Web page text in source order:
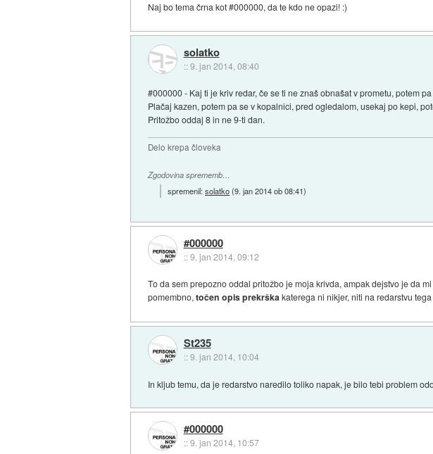
Naj bo tema črna kot #000000, da te kdo ne opazi! :)
solatko
::9. jan 2014, 08:40
#000000 - Kaj ti je kriv redar, če se ti ne znaš obnašat v prometu, potem
Plačaj kazen, potem pa se v kopalnici, pred ogledalom, usekaj po kepi,
Pritožbo oddaj 8 in ne 9-ti dan.
Delo krepa človeka
Zgodovina sprememb…
spremenil:solatko(9. jan 2014 ob 08:41)
#000000
::9. jan 2014, 09:12
To da sem prepozno oddal pritožbo je moja krivda, ampak dejstvo je da
pomembno,točen opis prekrškakaterega ni nikjer, niti na redarstvu
St235
::9. jan 2014, 10:04
In kljub temu, da je redarstvo naredilo toliko napak, je bilo tebi problem
#000000
::9. jan 2014, 10:57